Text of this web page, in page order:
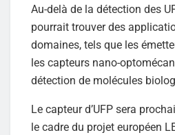
Au-delà de la détection des
pourrait trouver des
domaines, tels que les
les capteurs nano-
détection de molécules
Le capteur d’UFP sera
le cadre du projet européen